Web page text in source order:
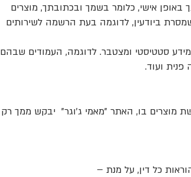
אישי, כלומר בשמך ובכתובתך, מוצרים
ביודעין, לדוגמה בעת הרשמה לשירותים
סטטיסטי ומצטבר. לדוגמה, העמודים שבהם
מוצרים בו, האתר "מאמי ג׳וגר" יבקש ממך רק
כל דין, על מנת –